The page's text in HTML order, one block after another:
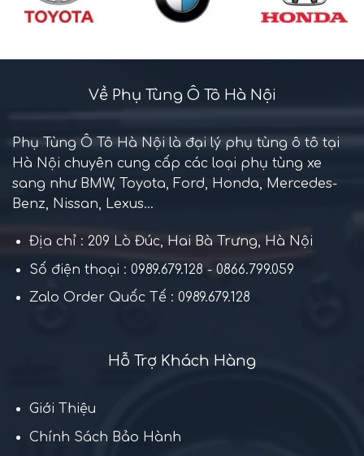
Về Phụ Tùng Ô Tô Hà Nội
Phụ Tùng Ô Tô Hà Nội là đại lý phụ tùng ô tô tại
Hà Nội chuyên cung cấp các loại phụ tùng xe
sang như BMW, Toyota, Ford, Honda, Mercedes-
Benz, Nissan, Lexus...
Địa chỉ : 209 Lò Đúc, Hai Bà Trưng, Hà Nội
Số điện thoại : 0989.679.128 - 0866.799.059
Zalo Order Quốc Tế : 0989.679.128
Hỗ Trợ Khách Hàng
Giới Thiệu
Chính Sách Bảo Hành